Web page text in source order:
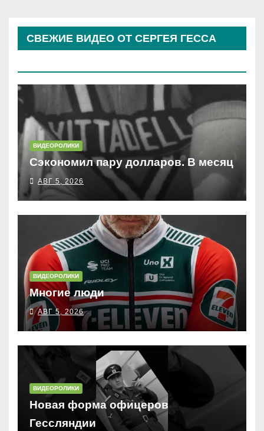
СВЕЖИЕ ВИДЕО ОТ СЕРГЕЯ ГЕССА
ВИДЕОРОЛИКИ
Сэкономил пару долларов. В месяц
АВГ 5, 2026
ВИДЕОРОЛИКИ
Многие люди
АВГ 5, 2026
ВИДЕОРОЛИКИ
Новая форма офицеров
Гессляндии